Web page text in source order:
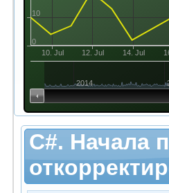
10. Jul 12. Jul 14. Jul
0
10
2014
С#. Начала